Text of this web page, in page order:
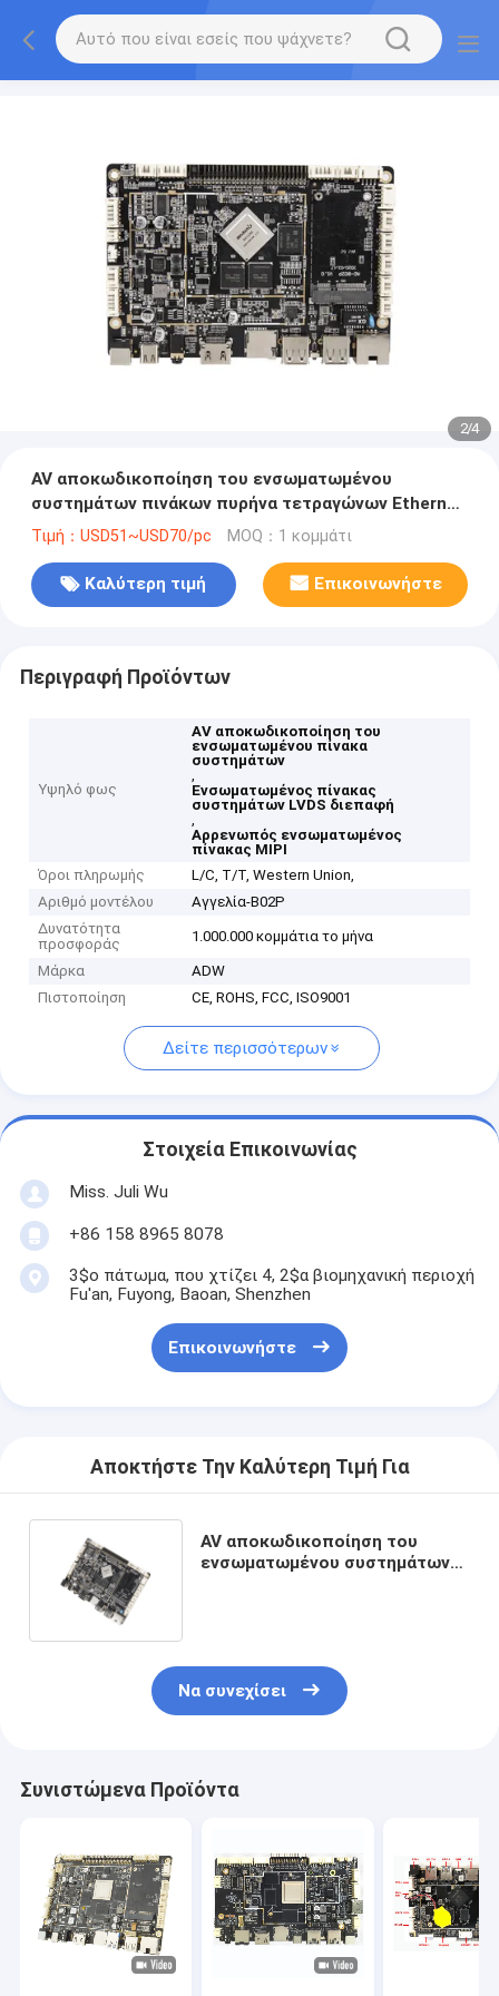
2/4
AV αποκωδικοποίηση του ενσωματωμένου
συστημάτων πινάκων πυρήνα τετραγώνων Ethernet
RK3288 αρρενωπού ενσωματωμένου
Τιμή：USD51~USD70/pc MOQ：1 κομμάτι
Καλύτερη τιμή Επικοινωνήστε
Περιγραφή Προϊόντων
Υψηλό φως
AV αποκωδικοποίηση του
ενσωματωμένου πίνακα
συστημάτων
,
Ενσωματωμένος πίνακας
συστημάτων LVDS διεπαφή
,
Αρρενωπός ενσωματωμένος
πίνακας MIPI
Όροι πληρωμής
L/C, T/T, Western Union,
Αριθμό μοντέλου
Αγγελία-B02P
Δυνατότητα
προσφοράς
1.000.000 κομμάτια το μήνα
Μάρκα
ADW
Πιστοποίηση
CE, ROHS, FCC, ISO9001
Δείτε περισσότερων
Στοιχεία Επικοινωνίας
Miss. Juli Wu
+86 158 8965 8078
3$ο πάτωμα, που χτίζει 4, 2$α βιομηχανική περιοχή
Fu'an, Fuyong, Baoan, Shenzhen
Επικοινωνήστε
Αποκτήστε Την Καλύτερη Τιμή Για
AV αποκωδικοποίηση του
ενσωματωμένου συστημάτων
Να συνεχίσει
Συνιστώμενα Προϊόντα